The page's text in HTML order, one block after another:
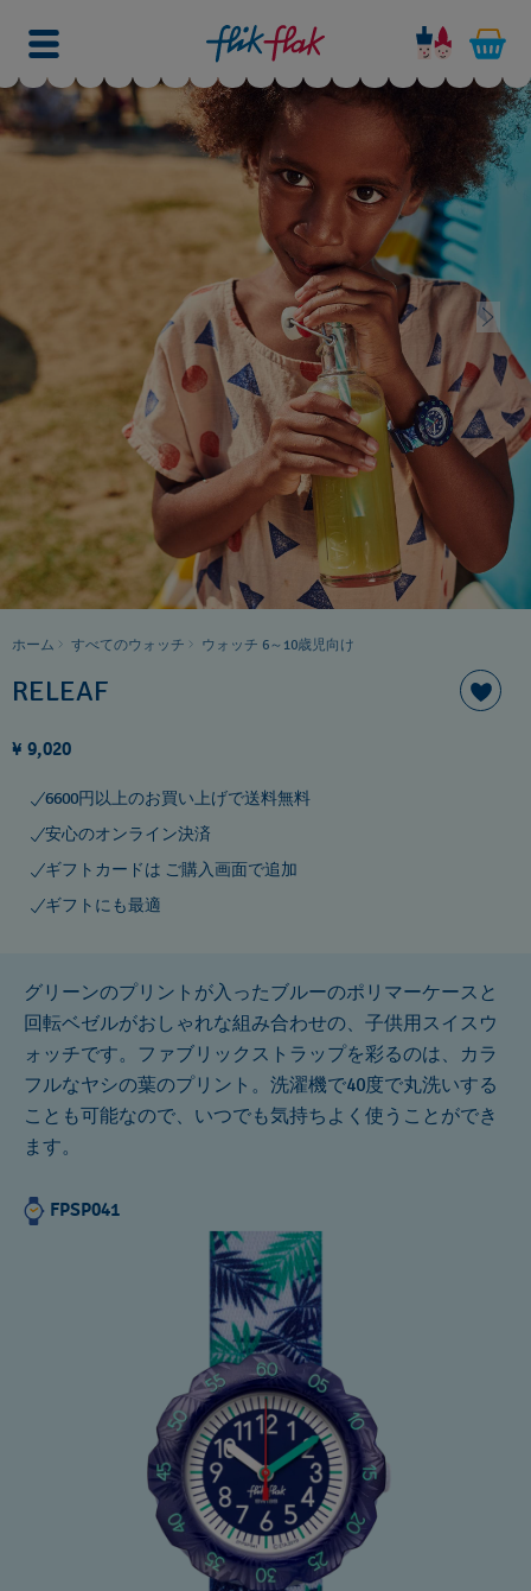
ホーム すべてのウォッチ ウォッチ 6～10歳児向け
RELEAF
¥ 9,020
6600円以上のお買い上げで送料無料
安心のオンライン決済
ギフトカードは ご購入画面で追加
ギフトにも最適
グリーンのプリントが入ったブルーのポリマーケースと
回転ベゼルがおしゃれな組み合わせの、子供用スイスウ
ォッチです。ファブリックストラップを彩るのは、カラ
フルなヤシの葉のプリント。洗濯機で40度で丸洗いする
ことも可能なので、いつでも気持ちよく使うことができ
ます。
FPSP041